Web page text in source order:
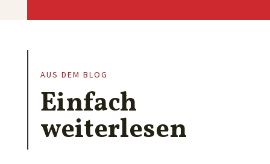
AUS DEM BLOG
Einfach
weiterlesen